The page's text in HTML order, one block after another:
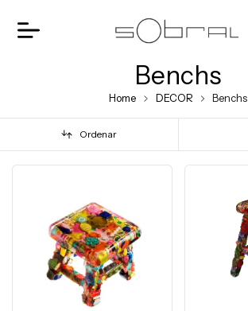
Benchs
Home DECOR Benchs
Ordenar